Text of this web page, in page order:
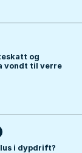
og
vondt til verre
i dypdrift?